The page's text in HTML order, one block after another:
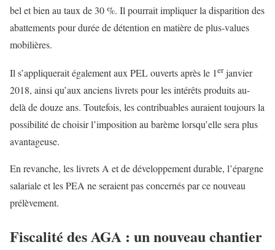
bel et bien au taux de 30 %. Il pourrait impliquer la disparition des
abattements pour durée de détention en matière de plus-values
mobilières.
Il s’appliquerait également aux PEL ouverts après le 1erjanvier
2018, ainsi qu’aux anciens livrets pour les intérêts produits au-
delà de douze ans. Toutefois, les contribuables auraient toujours la
possibilité de choisir l’imposition au barème lorsqu’elle sera plus
avantageuse.
En revanche, les livrets A et de développement durable, l’épargne
salariale et les PEA ne seraient pas concernés par ce nouveau
prélèvement.
Fiscalité des AGA : un nouveau chantier